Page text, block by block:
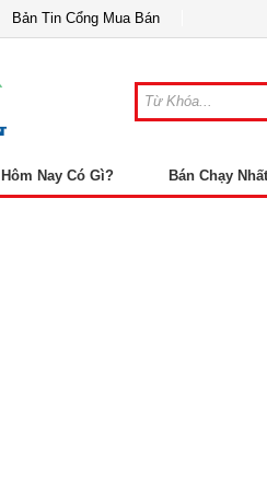
Bản Tin Cổng Mua Bán
Hôm Nay Có Gì? Bán Chạy Nhất